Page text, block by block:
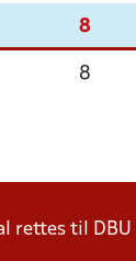
8
8
rettes til DBU